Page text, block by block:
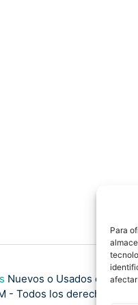
Para
Nuevos o Usados de
- Todos los derechos